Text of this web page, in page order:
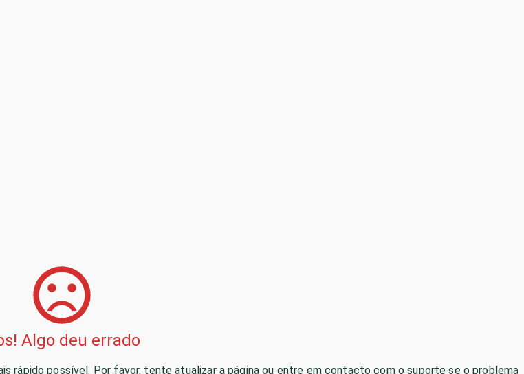
Algo deu errado
rápido possível. Por favor, tente atualizar a página ou entre em contacto com o suporte se o problema